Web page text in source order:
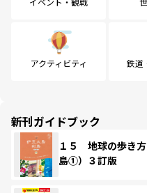
アクティビティ 鉄道
新刊ガイドブック
１５ 地球の歩き
島①）３訂版